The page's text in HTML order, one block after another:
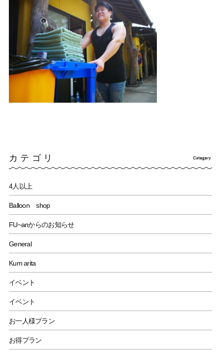
カテゴリ
4人以上
Balloon shop
FU~anからのお知らせ
General
Kum arita
イベント
イベント
お一人様プラン
お得プラン